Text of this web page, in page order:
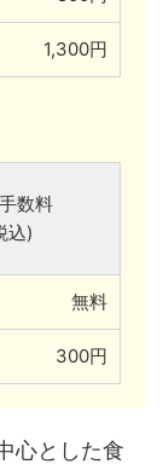
1,300円
数料
込)
無料
300円
心とした食